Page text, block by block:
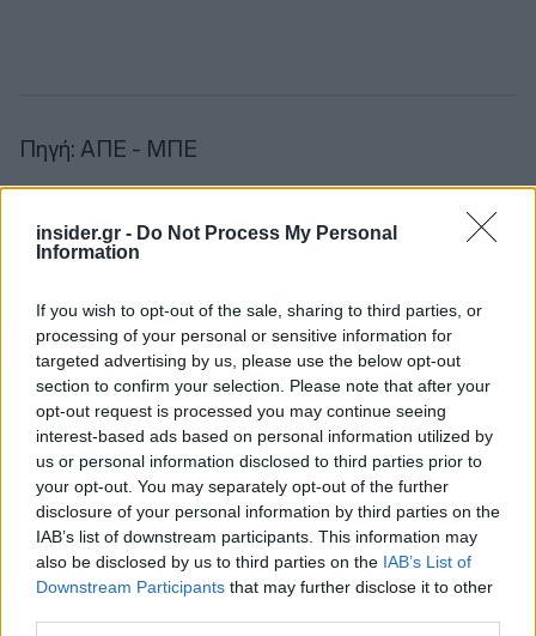
insider.gr - Do Not Process My Personal
Information
If you wish to opt-out of the sale, sharing to third parties, or
processing of your personal or sensitive information for
targeted advertising by us, please use the below opt-out
section to confirm your selection. Please note that after your
opt-out request is processed you may continue seeing
interest-based ads based on personal information utilized by
us or personal information disclosed to third parties prior to
your opt-out. You may separately opt-out of the further
disclosure of your personal information by third parties on the
IAB’s list of downstream participants. This information may
also be disclosed by us to third parties on the IAB’s List of
Downstream Participants that may further disclose it to other
Πηγή: ΑΠΕ - ΜΠΕ
και μάθετε
πρώτοι όλες τιςειδήσειςαπό την Ελλάδα και τον κόσμο.